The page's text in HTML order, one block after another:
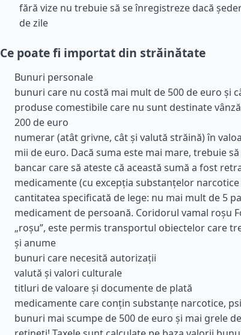
fără vize nu trebuie să se înregistreze dacă
de zile
Ce poate fi importat din străinătate
Bunuri personale
bunuri care nu costă mai mult de 500 de euro și
produse comestibile care nu sunt destinate
200 de euro
numerar (atât grivne, cât și valută străină) în
mii de euro. Dacă suma este mai mare, trebuie
bancar care să ateste că această sumă a fost
medicamente (cu excepția substanțelor
cantitatea specificată de lege: nu mai mult de 5
medicament de persoană. Coridorul vamal roșu
„roșu”, este permis transportul obiectelor care
și anume
bunuri care necesită autorizații
valută și valori culturale
titluri de valoare și documente de plată
medicamente care conțin substanțe narcotice,
bunuri mai scumpe de 500 de euro și mai grele